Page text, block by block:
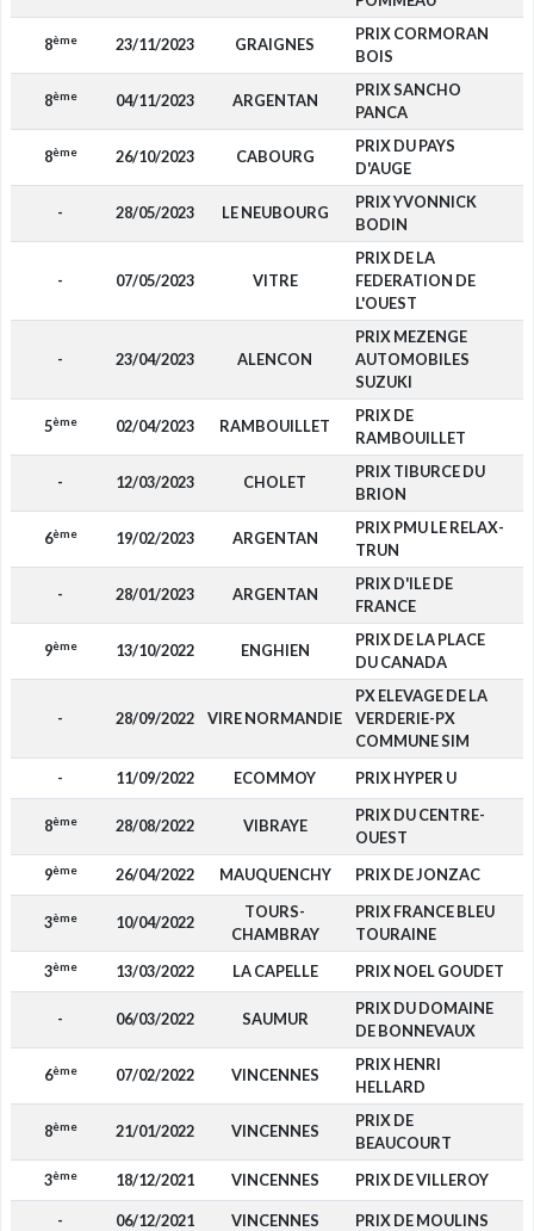
8ème 23/11/2023 GRAIGNES
PRIX CORMORAN
BOIS
8ème 04/11/2023 ARGENTAN
PRIX SANCHO
PANCA
8ème 26/10/2023 CABOURG
PRIX DU PAYS
D'AUGE
- 28/05/2023 LE NEUBOURG
PRIX YVONNICK
BODIN
- 07/05/2023 VITRE
PRIX DE LA
FEDERATION DE
L'OUEST
- 23/04/2023 ALENCON
PRIX MEZENGE
AUTOMOBILES
SUZUKI
5ème 02/04/2023 RAMBOUILLET
PRIX DE
RAMBOUILLET
- 12/03/2023 CHOLET
PRIX TIBURCE DU
BRION
6ème 19/02/2023 ARGENTAN
PRIX PMU LE RELAX-
TRUN
- 28/01/2023 ARGENTAN
PRIX D'ILE DE
FRANCE
9ème 13/10/2022 ENGHIEN
PRIX DE LA PLACE
DU CANADA
- 28/09/2022 VIRE NORMANDIE
PX ELEVAGE DE LA
VERDERIE-PX
COMMUNE SIM
-
11/09/2022 ECOMMOY PRIX HYPER U
8ème 28/08/2022 VIBRAYE
PRIX DU CENTRE-
OUEST
9ème 26/04/2022 MAUQUENCHY PRIX DE JONZAC
3ème 10/04/2022
TOURS-
CHAMBRAY
PRIX FRANCE BLEU
TOURAINE
3ème 13/03/2022 LA CAPELLE PRIX NOEL GOUDET
- 06/03/2022 SAUMUR
PRIX DU DOMAINE
DE BONNEVAUX
6ème 07/02/2022 VINCENNES
PRIX HENRI
HELLARD
8ème 21/01/2022 VINCENNES
PRIX DE
BEAUCOURT
3ème 18/12/2021 VINCENNES PRIX DE VILLEROY
- 06/12/2021 VINCENNES PRIX DE MOULINS